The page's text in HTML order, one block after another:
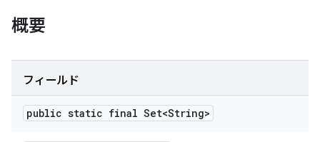
概要
フィールド
public static final Set<String>